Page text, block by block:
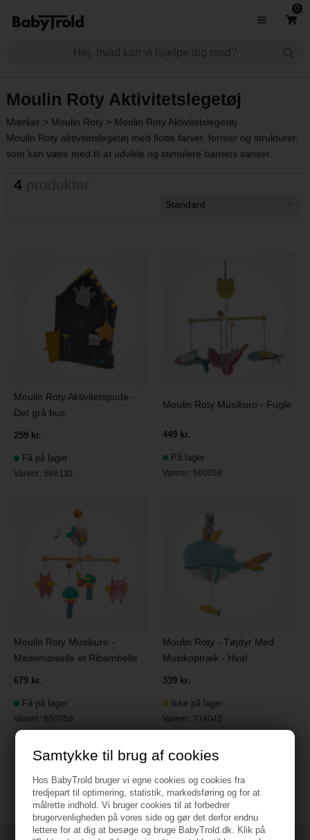
Samtykke til brug af cookies
Hos BabyTrold bruger vi egne cookies og cookies fra
tredjepart til optimering, statistik, markedsføring og for at
målrette indhold. Vi bruger cookies til at forbedrer
brugervenligheden på vores side og gør det derfor endnu
lettere for at dig at besøge og bruge BabyTrold.dk. Klik på
0
Moulin Roty Aktivitetslegetøj
Mærker > Moulin Roty> Moulin Roty Aktivitetslegetøj
Moulin Roty aktivitetslegetøj med flotte farver, former og strukturer,
som kan være med til at udvikle og stimulere barnets sanser.
4produkter
Moulin Roty Aktivitetspude -
Det grå hus
259 kr.
Få på lager
Varenr.: 666132
Moulin Roty Musikuro - Fugle
449 kr.
På lager
Varenr.: 660059
Moulin Roty Musikuro -
Mademoiselle et Ribambelle
679 kr.
Få på lager
Varenr.: 657058
Moulin Roty - Tøjdyr Med
Musikoptræk - Hval
339 kr.
Ikke på lager
Varenr.: 714042